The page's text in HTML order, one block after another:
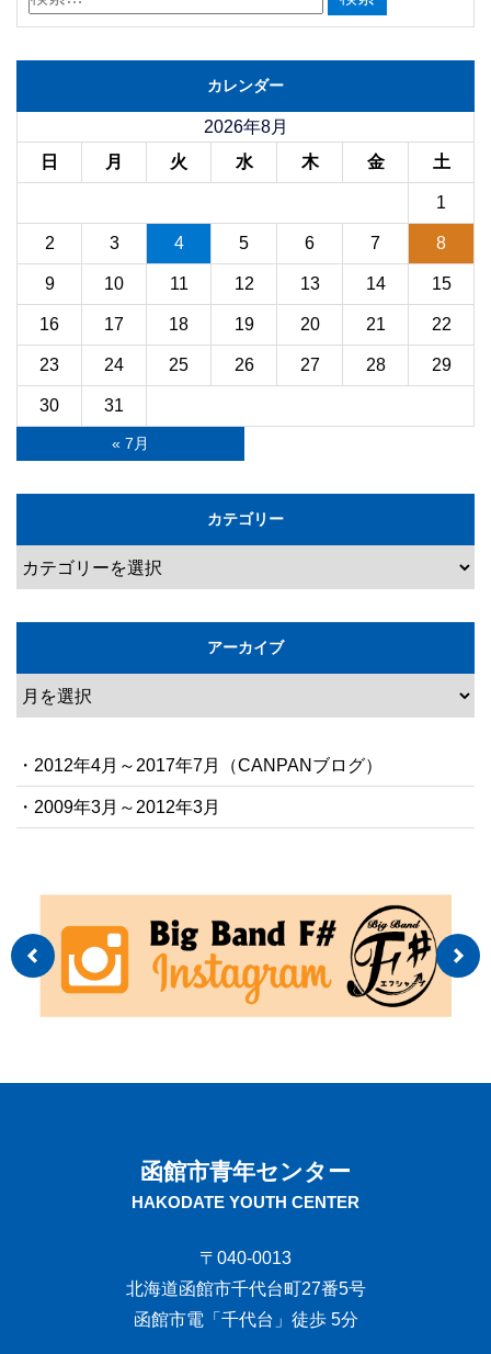
カレンダー
2026年8月
日
月 火 水 木 金 土
1
2 3 4 5 6 7 8
9 10 11 12 13 14 15
16 17 18 19 20 21 22
23 24 25 26 27 28 29
30 31
« 7月
カテゴリー
アーカイブ
・2012年4月～2017年7月（CANPANブログ）
・2009年3月～2012年3月
函館市青年センター
HAKODATE YOUTH CENTER
〒040-0013
北海道函館市千代台町27番5号
函館市電「千代台」徒歩 5分